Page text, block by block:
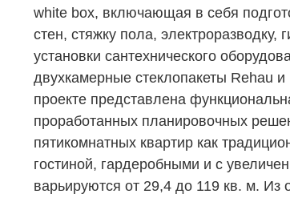
white box, включающая в себя
стен, стяжку пола,
установки сантехнического
двухкамерные стеклопакеты Rehau
проекте представлена
проработанных планировочных
пятикомнатных квартир как
гостиной, гардеробными и с
варьируются от 29,4 до 119 кв. м.